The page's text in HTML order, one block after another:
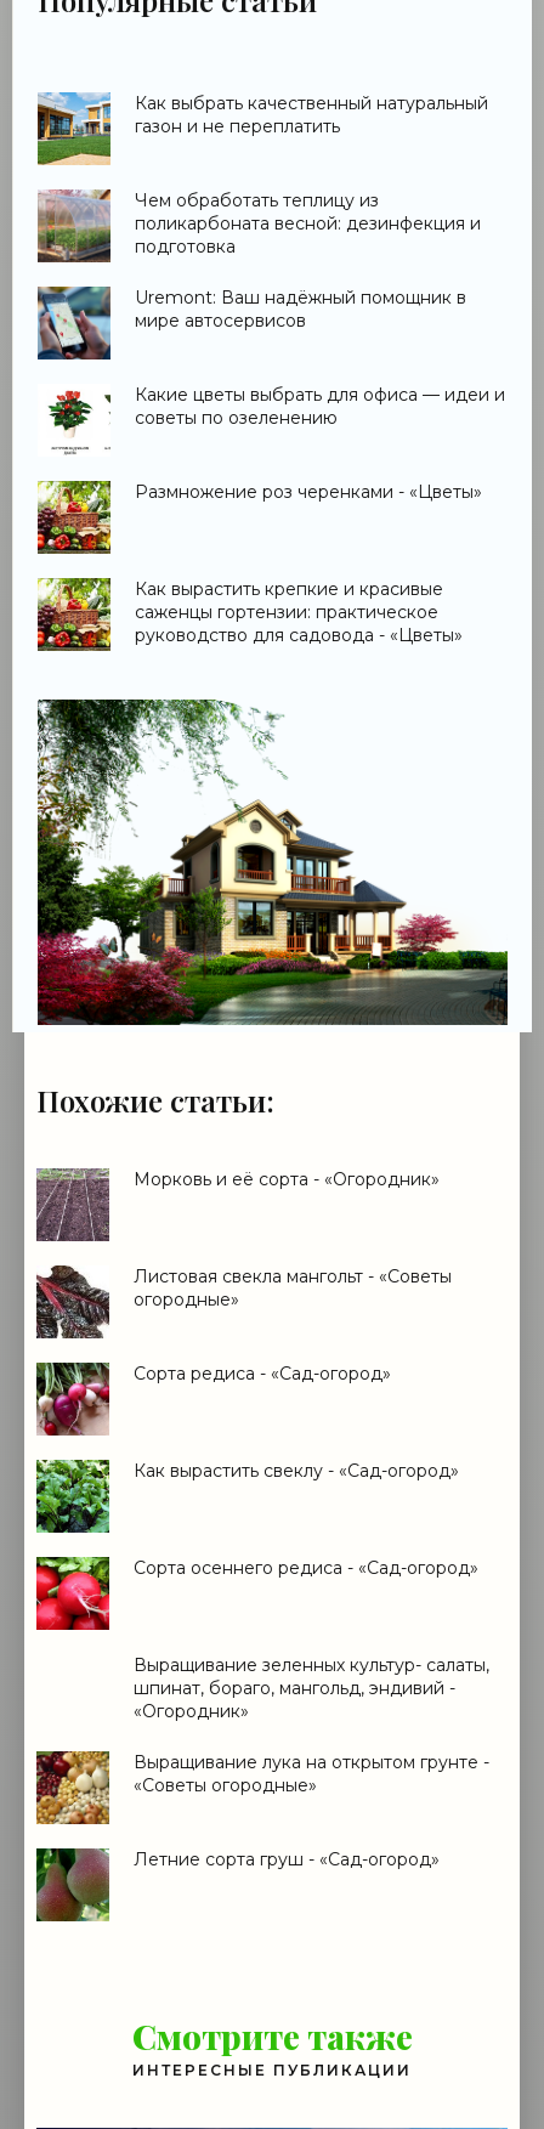
Как выбрать качественный натуральный
газон и не переплатить
Чем обработать теплицу из
поликарбоната весной: дезинфекция и
подготовка
Uremont: Ваш надёжный помощник в
мире автосервисов
Какие цветы выбрать для офиса — идеи и
советы по озеленению
Размножение роз черенками - «Цветы»
Как вырастить крепкие и красивые
саженцы гортензии: практическое
руководство для садовода - «Цветы»
Похожие статьи:
Морковь и её сорта - «Огородник»
Листовая свекла мангольт - «Советы
огородные»
Сорта редиса - «Сад-огород»
Как вырастить свеклу - «Сад-огород»
Сорта осеннего редиса - «Сад-огород»
Выращивание зеленных культур- салаты,
шпинат, бораго, мангольд, эндивий -
«Огородник»
Выращивание лука на открытом грунте -
«Советы огородные»
Летние сорта груш - «Сад-огород»
Смотрите также
ИНТЕРЕСНЫЕ ПУБЛИКАЦИИ